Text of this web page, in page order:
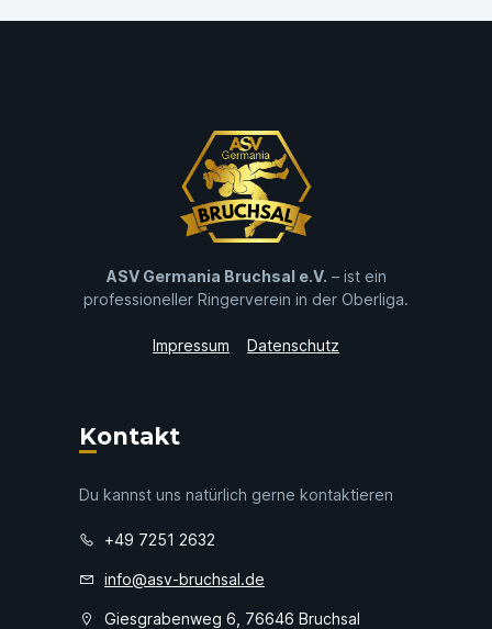
ASV Germania Bruchsal e.V. – ist ein
professioneller Ringerverein in der Oberliga.
Impressum Datenschutz
Kontakt
Du kannst uns natürlich gerne kontaktieren
+49 7251 2632
info@asv-bruchsal.de
Giesgrabenweg 6, 76646 Bruchsal